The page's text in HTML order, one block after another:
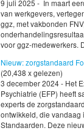
9 juli 2025 - In maart
van werkgevers,
ggz, met vakbonden
voor ggz-medewerkers.
Nieuw: zorgstandaard
(20,438 x gelezen)
3 december 2024 - Het
Psychiatrie (EFP) heeft
experts de
ontwikkeld, die vandaag
Standaarden. Deze